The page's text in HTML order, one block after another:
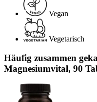
Vegan
Vegetarisch
Häufig zusammen
Magnesiumvital, 90